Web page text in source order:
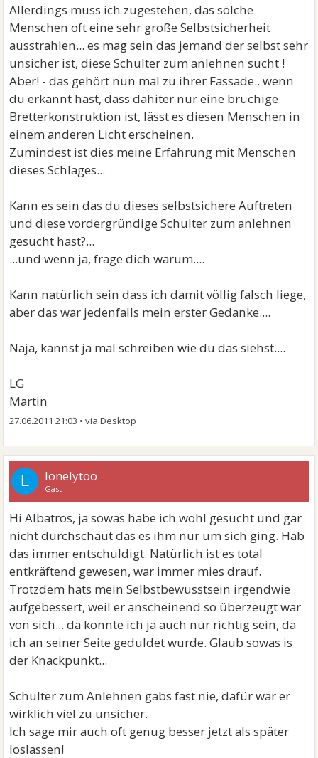
Allerdings muss ich zugestehen, das solche
Menschen oft eine sehr große Selbstsicherheit
ausstrahlen... es mag sein das jemand der selbst sehr
unsicher ist, diese Schulter zum anlehnen sucht !
Aber! - das gehört nun mal zu ihrer Fassade.. wenn
du erkannt hast, dass dahiter nur eine brüchige
Bretterkonstruktion ist, lässt es diesen Menschen in
einem anderen Licht erscheinen.
Zumindest ist dies meine Erfahrung mit Menschen
dieses Schlages...
Kann es sein das du dieses selbstsichere Auftreten
und diese vordergründige Schulter zum anlehnen
gesucht hast?...
...und wenn ja, frage dich warum....
Kann natürlich sein dass ich damit völlig falsch liege,
aber das war jedenfalls mein erster Gedanke....
Naja, kannst ja mal schreiben wie du das siehst....
LG
Martin
27.06.2011 21:03 •
L lonelytoo
Gast
Hi Albatros, ja sowas habe ich wohl gesucht und gar
nicht durchschaut das es ihm nur um sich ging. Hab
das immer entschuldigt. Natürlich ist es total
entkräftend gewesen, war immer mies drauf.
Trotzdem hats mein Selbstbewusstsein irgendwie
aufgebessert, weil er anscheinend so überzeugt war
von sich... da konnte ich ja auch nur richtig sein, da
ich an seiner Seite geduldet wurde. Glaub sowas is
der Knackpunkt...
Schulter zum Anlehnen gabs fast nie, dafür war er
wirklich viel zu unsicher.
Ich sage mir auch oft genug besser jetzt als später
loslassen!